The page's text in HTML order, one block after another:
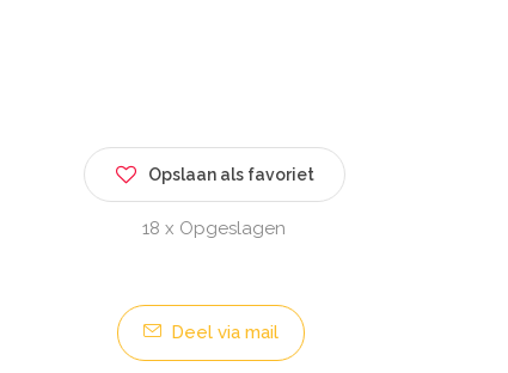
Opslaan als favoriet
18 x Opgeslagen
Deel via mail